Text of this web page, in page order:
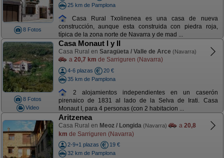
8 Fotos
25 km de Pamplona
Casa Rural Txolinenea es una casa de nueva
construcción, aunque esta construida con piedra roja,
típica de la zona norte de Navarra y de mad ...
8 Fotos
Video
Casa Monaut I y II
Casa Rural en Saragüeta / Valle de Arce (Navarra)
a 20,7 km de Sarriguren (Navarra)
4-6 plazas
20 €
35 km de Pamplona
2 alojamientos independientes en un caserón
pirenaico de 1831 al lado de la Selva de Irati. Casa
Monaut I, para 4 personas (con 2 habitacion ...
Aritzenea
Casa Rural en Meoz / Longida (Navarra) a 20,8
km de Sarriguren (Navarra)
2-9+1 plazas
19 €
32 km de Pamplona